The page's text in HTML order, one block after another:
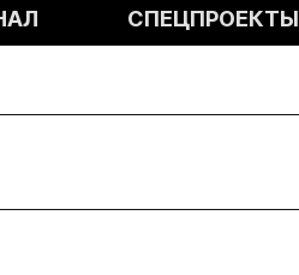
СПЕЦПРОЕКТЫ